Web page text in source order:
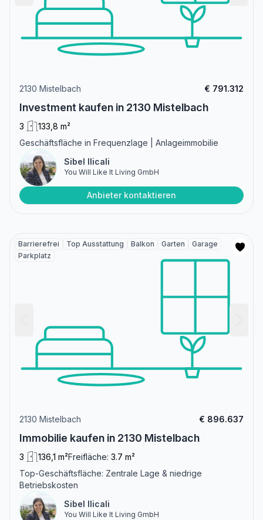
2130 Mistelbach € 791.312
Investment kaufen in 2130 Mistelbach
3
133,8 m²
Geschäftsfläche in Frequenzlage | Anlageimmobilie
Sibel Ilicali
You Will Like It Living GmbH
Anbieter kontaktieren
Barrierefrei Top Ausstattung Balkon Garten
Garage
Parkplatz
2130 Mistelbach € 896.637
Immobilie kaufen in 2130 Mistelbach
3 136,1 m²Freifläche: 3.7 m²
Top-Geschäftsfläche: Zentrale Lage & niedrige
Betriebskosten
Sibel Ilicali
You Will Like It Living GmbH